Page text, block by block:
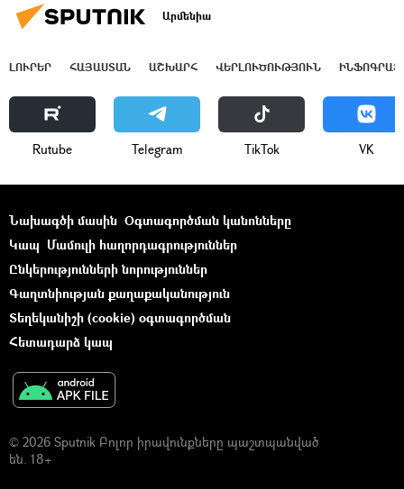
Արմենիա
ԼՈՒՐԵՐ ՀԱՅԱՍՏԱՆ ԱՇԽԱՐՀ ՎԵՐԼՈՒԾՈՒԹՅՈՒՆ
Rutube Telegram ТikТоk VK
Նախագծի մասին Օգտագործման կանոնները
Կապ Մամուլի հաղորդագրություններ
Ընկերությունների նորություններ
Գաղտնիության քաղաքականություն
Տեղեկանիշի (cookie) օգտագործման
Հետադարձ կապ
© 2026 Sputnik Բոլոր իրավունքները պաշտպանված
են. 18+